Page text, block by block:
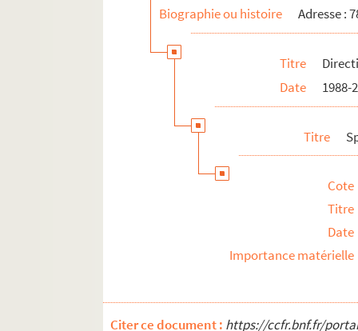
Biographie ou histoire
Adresse :
Titre
Date
1988-
Titre
Cote
Titre
Date
Importance matérielle
Citer ce document : https://ccfr.bnf.fr/